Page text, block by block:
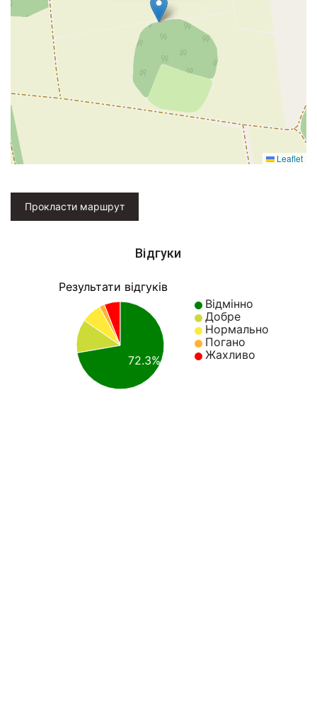
Leaflet
Прокласти маршрут
Відгуки
Результати відгуків
Відмінно
Добре
Нормально
Погано
Жахливо
72.3%